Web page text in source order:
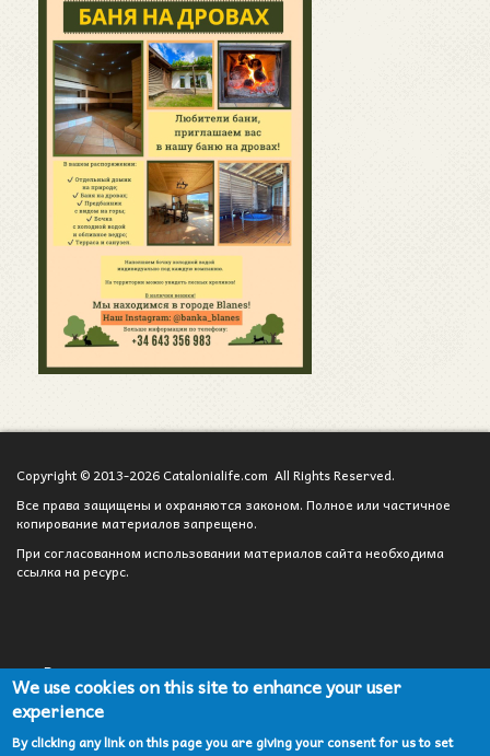
Copyright © 2013-2026 Catalonialife.com All Rights Reserved.
Все права защищены и охраняются законом. Полное или частичное
копирование материалов запрещено.
При согласованном использовании материалов сайта необходима
ссылка на ресурс.
Вход для администратора
Сотрудничество
Карта сайта
We use cookies on this site to enhance your user
experience
By clicking any link on this page you are giving your consent for us to set